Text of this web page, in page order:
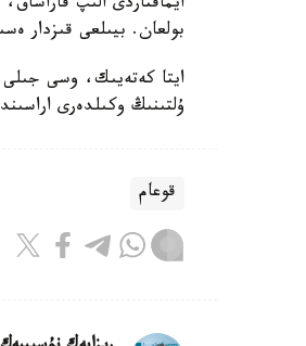
بولعان. بيىلعى قىزدار
ايتا كەتەيىك، وسى جىلى
ۇلتىنىڭ وكىلدەرى
قوعام